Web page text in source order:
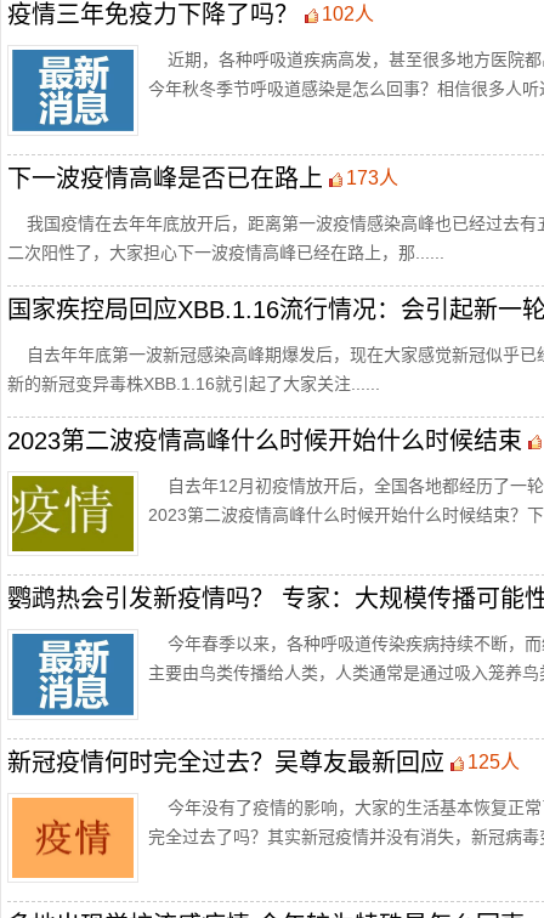
疫情三年免疫力下降了吗？ 102人
近期，各种呼吸道疾病高发，甚至很多地方医院
今年秋冬季节呼吸道感染是怎么回事？相信很多人
下一波疫情高峰是否已在路上 173人
我国疫情在去年年底放开后，距离第一波疫情感染高峰也已经过去
二次阳性了，大家担心下一波疫情高峰已经在路上，那......
国家疾控局回应XBB.1.16流行情况：会引起新一
自去年年底第一波新冠感染高峰期爆发后，现在大家感觉新冠似乎
新的新冠变异毒株XBB.1.16就引起了大家关注......
2023第二波疫情高峰什么时候开始什么时候结束
自去年12月初疫情放开后，全国各地都经历了一
2023第二波疫情高峰什么时候开始什么时候结束？
鹦鹉热会引发新疫情吗？ 专家：大规模传播可能
今年春季以来，各种呼吸道传染疾病持续不断，
主要由鸟类传播给人类，人类通常是通过吸入笼养
新冠疫情何时完全过去？吴尊友最新回应 125人
今年没有了疫情的影响，大家的生活基本恢复正
完全过去了吗？其实新冠疫情并没有消失，新冠病